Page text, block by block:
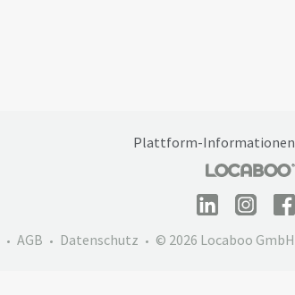
Plattform-Informationen
AGB Datenschutz © 2026 Locaboo GmbH